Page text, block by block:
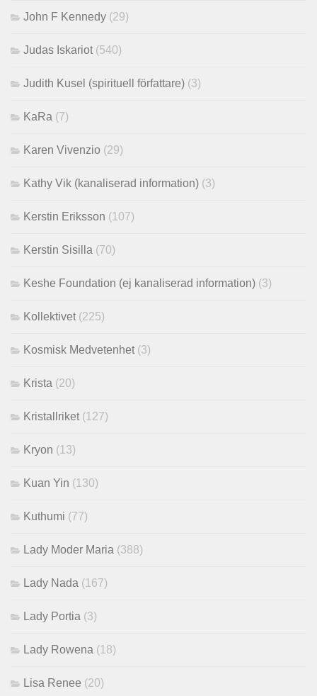
John F Kennedy (29)
Judas Iskariot (540)
Judith Kusel (spirituell författare) (3)
KaRa (7)
Karen Vivenzio (29)
Kathy Vik (kanaliserad information) (3)
Kerstin Eriksson (107)
Kerstin Sisilla (70)
Keshe Foundation (ej kanaliserad information) (3)
Kollektivet (225)
Kosmisk Medvetenhet (3)
Krista (20)
Kristallriket (127)
Kryon (13)
Kuan Yin (130)
Kuthumi (77)
Lady Moder Maria (388)
Lady Nada (167)
Lady Portia (3)
Lady Rowena (18)
Lisa Renee (20)